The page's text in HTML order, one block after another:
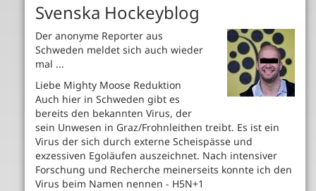
Svenska Hockeyblog
Der anonyme Reporter aus
Schweden meldet sich auch wieder
mal ...
Liebe Mighty Moose Reduktion
Auch hier in Schweden gibt es
bereits den bekannten Virus, der
sein Unwesen in Graz/Frohnleithen treibt. Es ist ein
Virus der sich durch externe Scheispässe und
exzessiven Egoläufen auszeichnet. Nach intensiver
Forschung und Recherche meinerseits konnte ich den
Virus beim Namen nennen - H5N+1